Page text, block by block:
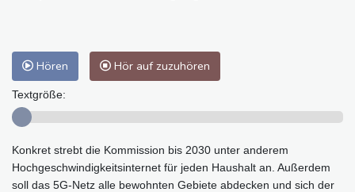
Hören Hör auf zuzuhören
Textgröße:
Konkret strebt die Kommission bis 2030 unter anderem
Hochgeschwindigkeitsinternet für jeden Haushalt an. Außerdem
soll das 5G-Netz alle bewohnten Gebiete abdecken und sich der